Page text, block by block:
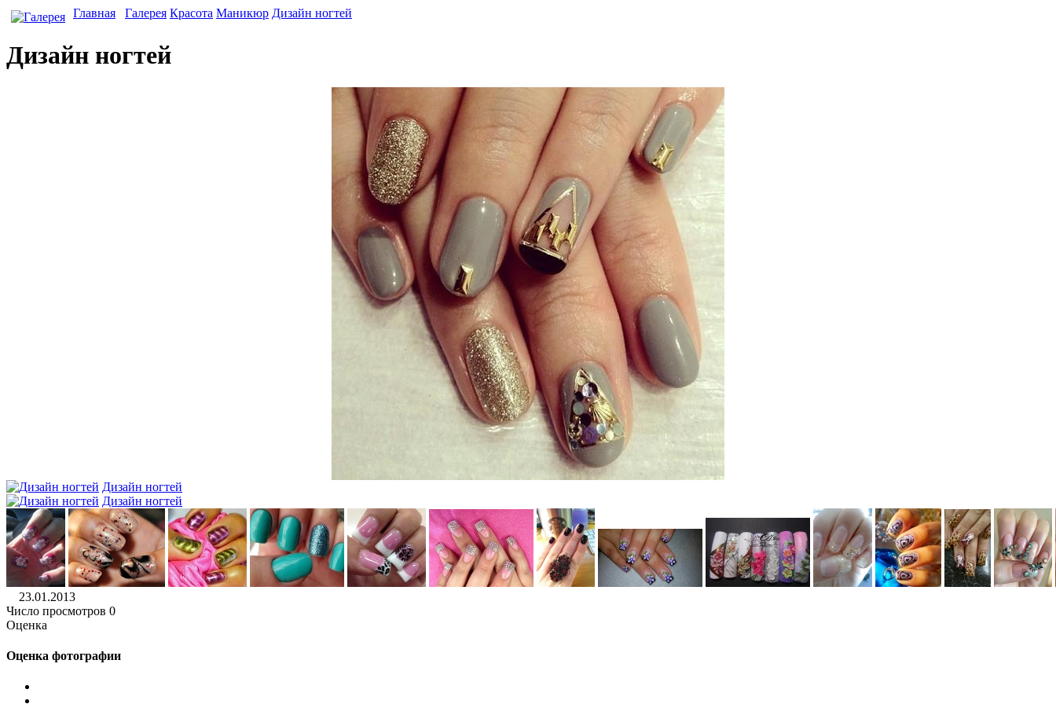
Главная Галерея Красота Маникюр Дизайн ногтей
Дизайн ногтей
Дизайн ногтей
Дизайн ногтей
23.01.2013
Число просмотров 0
Оценка
Оценка фотографии